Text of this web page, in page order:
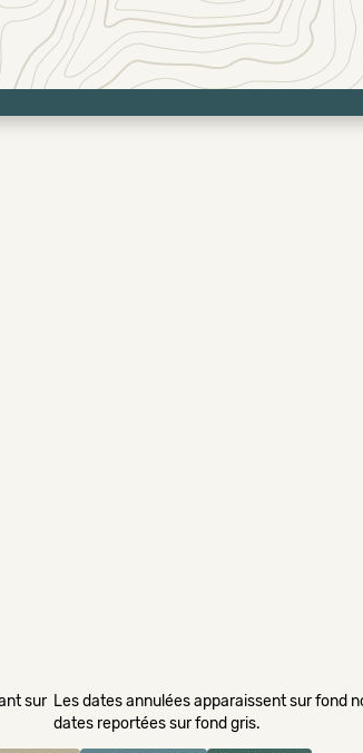
sur Les dates annulées apparaissent sur fond
dates reportées sur fond gris.